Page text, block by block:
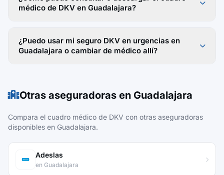
médico de DKV en Guadalajara?
¿Puedo usar mi seguro DKV en urgencias en
Guadalajara o cambiar de médico allí?
Otras aseguradoras en Guadalajara
Compara el cuadro médico de DKV con otras aseguradoras
disponibles en Guadalajara.
Adeslas
en Guadalajara